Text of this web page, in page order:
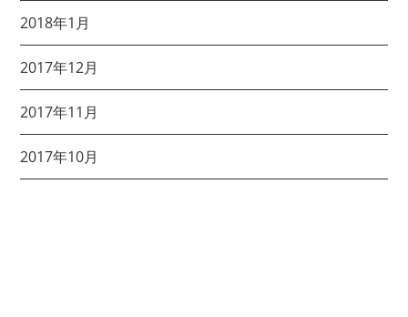
2018年1月
2017年12月
2017年11月
2017年10月